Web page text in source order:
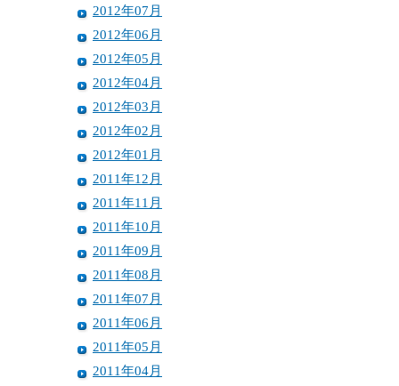
2012年07月
2012年06月
2012年05月
2012年04月
2012年03月
2012年02月
2012年01月
2011年12月
2011年11月
2011年10月
2011年09月
2011年08月
2011年07月
2011年06月
2011年05月
2011年04月